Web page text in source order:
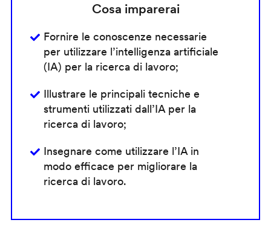
Cosa imparerai
Fornire le conoscenze necessarie
per utilizzare l’intelligenza artificiale
(IA) per la ricerca di lavoro;
Illustrare le principali tecniche e
strumenti utilizzati dall’IA per la
ricerca di lavoro;
Insegnare come utilizzare l’IA in
modo efficace per migliorare la
ricerca di lavoro.